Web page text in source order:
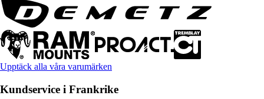
Upptäck alla våra varumärken
Kundservice i Frankrike